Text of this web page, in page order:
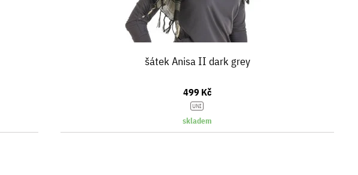
šátek Anisa II dark grey
499 Kč
UNI
skladem